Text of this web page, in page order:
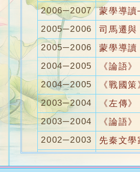
2006─2007
蒙學導
2005─2006
司馬遷與
2005─2006
蒙學導讀
2004─2005
《論語》
2004─2005
《戰國
2003─2004
《左傳》
2003─2004
《論語》
2002─2003
先秦文